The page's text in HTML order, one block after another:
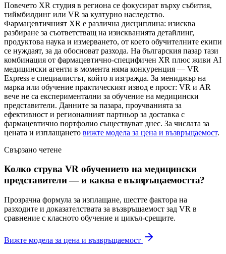
Повечето XR студия в региона се фокусират върху събития,
тиймбилдинг или VR за културно наследство.
Фармацевтичният XR е различна дисциплина: изисква
разбиране за съответстващ на изискванията детайлинг,
продуктова наука и измерването, от което обучителните екипи
се нуждаят, за да обосноват разхода. На българския пазар тази
комбинация от фармацевтично-специфичен XR плюс живи AI
медицински агенти в момента няма конкуренция — VR
Express е специалистът, който я изгражда. За мениджър на
марка или обучение практическият извод е прост: VR и AR
вече не са експериментални за обучение на медицински
представители. Данните за пазара, проучванията за
ефективност и регионалният партньор за доставка с
фармацевтично портфолио съществуват днес. За числата за
цената и изплащането вижте модела за цена и възвръщаемост.
Свързано четене
Колко струва VR обучението на медицински
представители — и каква е възвръщаемостта?
Прозрачна формула за изплащане, шестте фактора на
разходите и доказателствата за възвръщаемост зад VR в
сравнение с класното обучение и цикъл-срещите.
Вижте модела за цена и възвръщаемост